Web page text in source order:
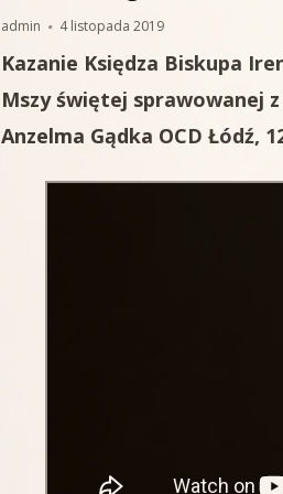
FOTOGALERIA
AUDIO-
Autor
admin Opublikowano
4 listopada 2019
Kazanie Księdza Biskupa
Mszy świętej sprawowanej
Anzelma Gądka OCD Łódź,